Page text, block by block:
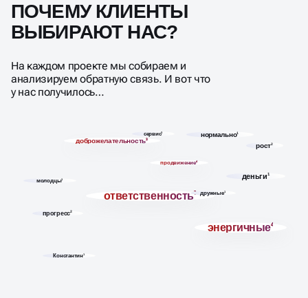
ПОЧЕМУ КЛИЕНТЫ
ВЫБИРАЮТ НАС?
На каждом проекте мы собираем и
анализируем обратную связь. И вот что
у нас получилось…
ответственность7
продвижение4
рост2
нормально1
дружные1
энергичные4
доброжелательность3
сервис3
молодцы1 деньги1
прогресс2
Константин1